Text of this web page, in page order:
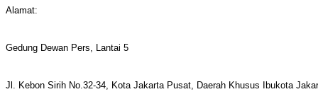
Alamat:
Gedung Dewan Pers, Lantai 5
Jl. Kebon Sirih No.32-34, Kota Jakarta Pusat, Daerah Khusus Ibukota